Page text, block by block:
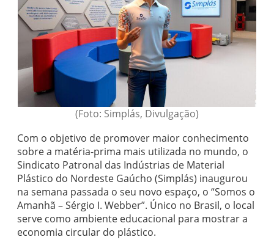
(Foto: Simplás, Divulgação)
Com o objetivo de promover maior conhecimento
sobre a matéria-prima mais utilizada no mundo, o
Sindicato Patronal das Indústrias de Material
Plástico do Nordeste Gaúcho (Simplás) inaugurou
na semana passada o seu novo espaço, o “Somos o
Amanhã – Sérgio I. Webber”. Único no Brasil, o local
serve como ambiente educacional para mostrar a
economia circular do plástico.